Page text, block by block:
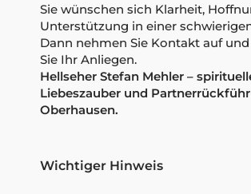
Sie wünschen sich Klarheit,
Unterstützung in einer
Dann nehmen Sie Kontakt auf
Sie Ihr Anliegen.
Hellseher Stefan Mehler –
Liebeszauber und
Oberhausen.
Wichtiger Hinweis